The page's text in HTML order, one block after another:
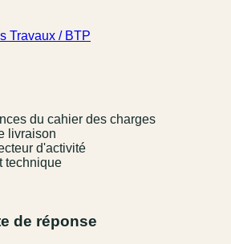
Travaux / BTP
du cahier des charges
livraison
d'activité
technique
de réponse